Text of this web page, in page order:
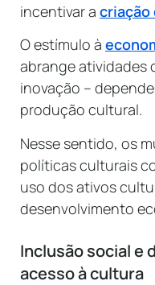
incentivar a criação
O estímulo à
abrange atividades
inovação –
produção cultural.
Nesse sentido, os
políticas culturais
uso dos ativos
desenvolvimento
Inclusão social e
acesso à cultura